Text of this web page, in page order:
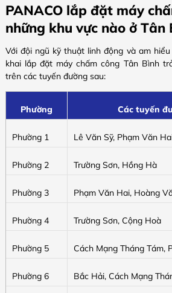
PANACO lắp đặt máy
những khu vực nào ở Tân
Với đội ngũ kỹ thuật linh động và am hiểu
khai lắp đặt máy chấm công Tân Bình
trên các tuyến đường sau:
Phường Các tuyến
Phường 1 Lê Văn Sỹ, Phạm Văn
Phường 2 Trường Sơn, Hồng Hà
Phường 3 Phạm Văn Hai, Hoàng
Phường 4 Trường Sơn, Cộng Hoà
Phường 5 Cách Mạng Tháng Tám,
Phường 6 Bắc Hải, Cách Mạng